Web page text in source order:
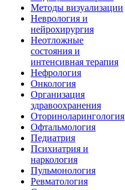
Методы визуализации
Неврология и
нейрохирургия
Неотложные
состояния и
интенсивная терапия
Нефрология
Онкология
Организация
здравоохранения
Оториноларингология
Офтальмология
Педиатрия
Психиатрия и
наркология
Пульмонология
Ревматология